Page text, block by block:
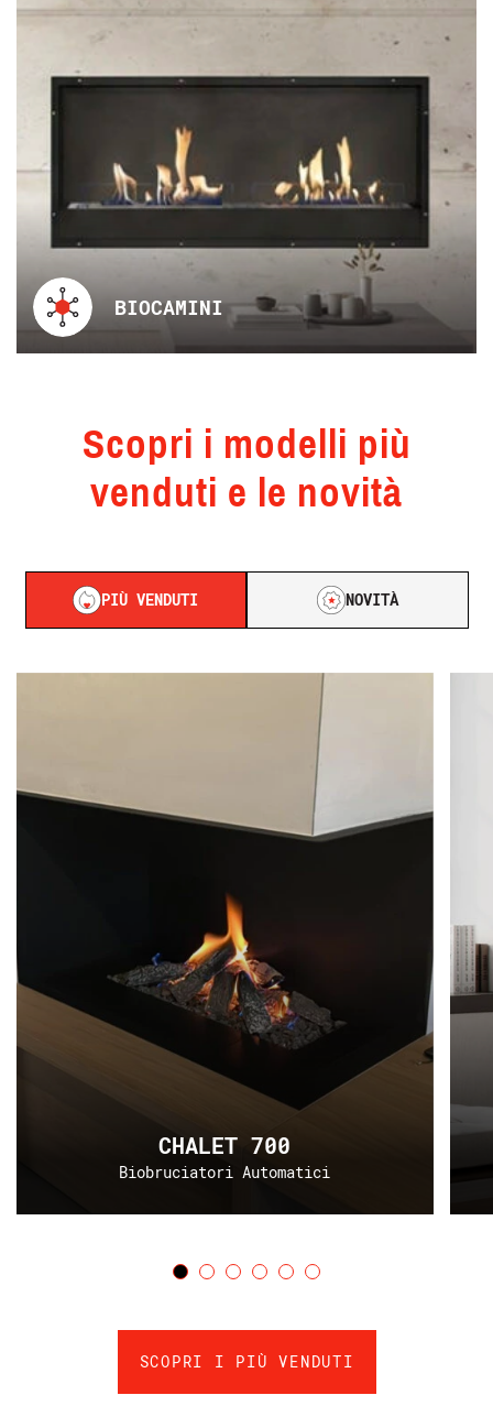
BIOCAMINI
Scopri i modelli più
venduti e le novità
PIÙ VENDUTI NOVITÀ
CHALET 700
Biobruciatori Automatici
SCOPRI I PIÙ VENDUTI